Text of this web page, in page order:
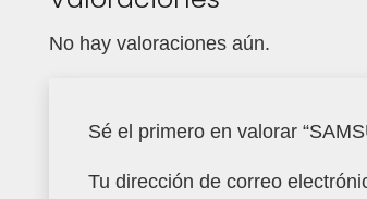
No hay valoraciones aún.
Sé el primero en valorar
Tu dirección de correo